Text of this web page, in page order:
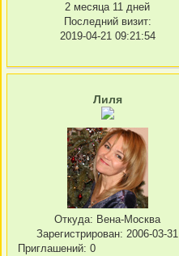
2 месяца 11 дней
Последний визит:
2019-04-21 09:21:54
Лиля
Откуда: Вена-Москва
Зарегистрирован: 2006-03-31
Приглашений: 0